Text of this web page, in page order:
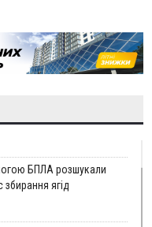
БПЛА розшукали
збирання ягід